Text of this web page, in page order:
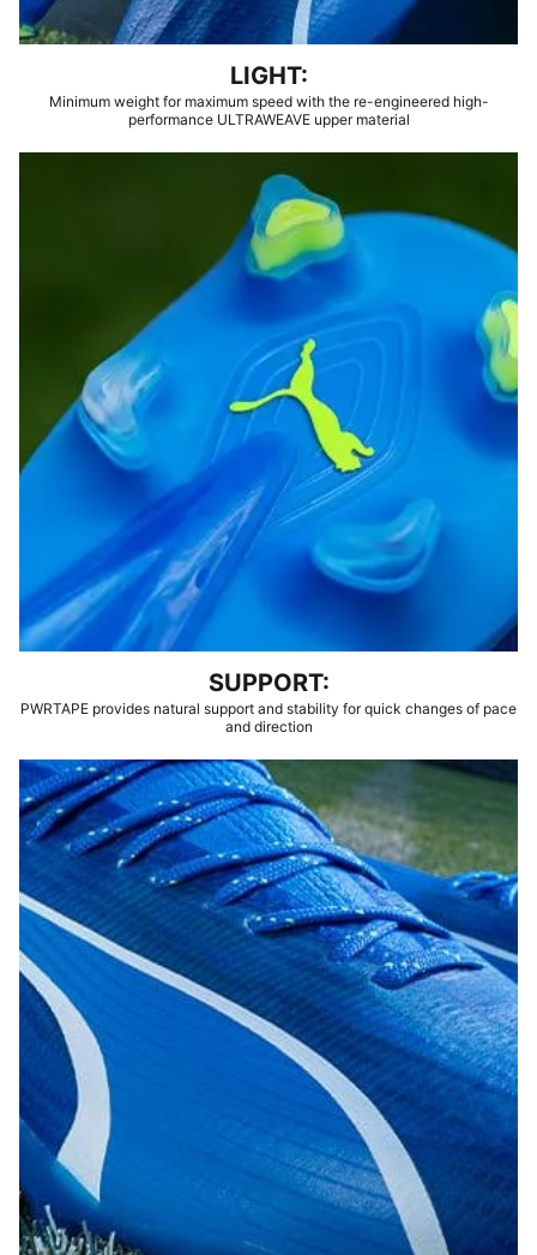
LIGHT:
Minimum weight for maximum speed with the re-engineered high-
performance ULTRAWEAVE upper material
SUPPORT:
PWRTAPE provides natural support and stability for quick changes of pace
and direction